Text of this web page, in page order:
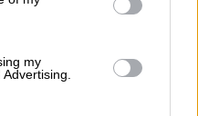
my
ή βία».